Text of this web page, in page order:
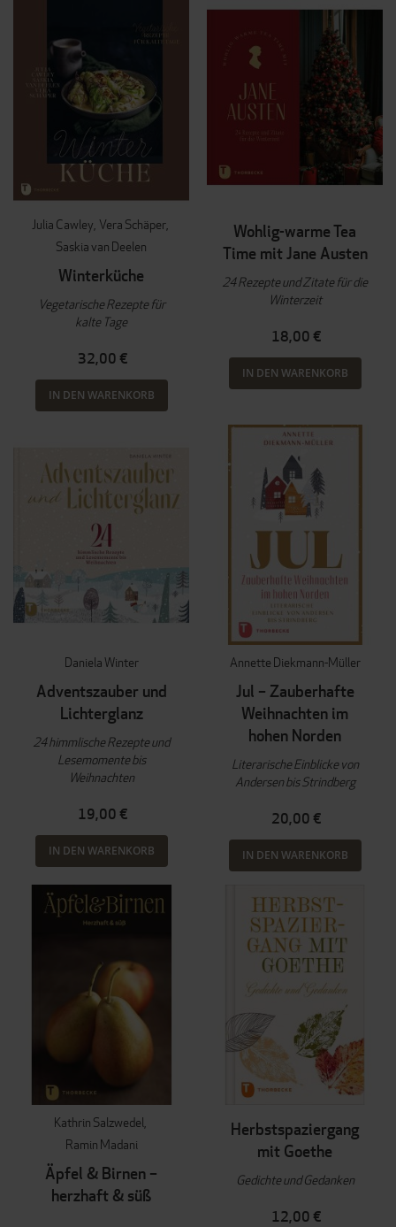
Julia Cawley Vera Schäper
Saskia van Deelen
Winterküche
Vegetarische Rezepte für
kalte Tage
32,00 €
IN DEN WARENKORB
Wohlig-warme Tea
Time mit Jane Austen
24 Rezepte und Zitate für die
Winterzeit
18,00 €
IN DEN WARENKORB
Daniela Winter
Adventszauber und
Lichterglanz
24 himmlische Rezepte und
Lesemomente bis
Weihnachten
19,00 €
IN DEN WARENKORB
Annette Diekmann-Müller
Jul – Zauberhafte
Weihnachten im
hohen Norden
Literarische Einblicke von
Andersen bis Strindberg
20,00 €
IN DEN WARENKORB
Kathrin Salzwedel
Ramin Madani
Äpfel & Birnen –
herzhaft & süß
Herbstspaziergang
mit Goethe
Gedichte und Gedanken
12,00 €